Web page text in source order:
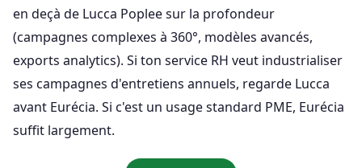
en deçà de Lucca Poplee sur la profondeur
(campagnes complexes à 360°, modèles avancés,
exports analytics). Si ton service RH veut industrialiser
ses campagnes d'entretiens annuels, regarde Lucca
avant Eurécia. Si c'est un usage standard PME, Eurécia
suffit largement.